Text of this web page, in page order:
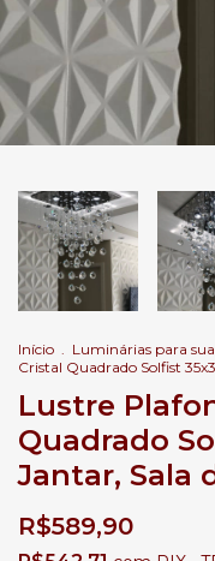
Início . Luminárias para sua
Cristal Quadrado Solfist
Lustre
Quadrado
Jantar, Sala
R$589,90